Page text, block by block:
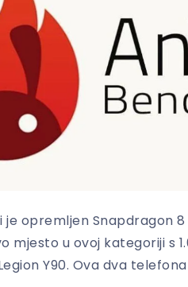
opremljen Snapdragon 8
mjesto u ovoj kategoriji s
Y90. Ova dva